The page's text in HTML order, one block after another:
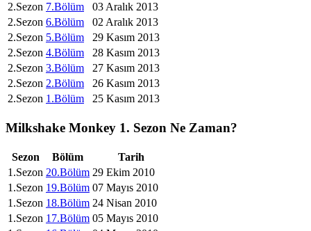
2.Sezon 7.Bölüm
03 Aralık 2013
2.Sezon 6.Bölüm
02 Aralık 2013
2.Sezon 5.Bölüm
29 Kasım 2013
2.Sezon 4.Bölüm
28 Kasım 2013
2.Sezon 3.Bölüm
27 Kasım 2013
2.Sezon 2.Bölüm
26 Kasım 2013
2.Sezon 1.Bölüm 25 Kasım 2013
Milkshake Monkey 1. Sezon Ne Zaman?
Sezon Bölüm
Tarih
1.Sezon 20.Bölüm 29 Ekim 2010
1.Sezon 19.Bölüm 07 Mayıs 2010
1.Sezon 18.Bölüm 24 Nisan 2010
1.Sezon 17.Bölüm 05 Mayıs 2010